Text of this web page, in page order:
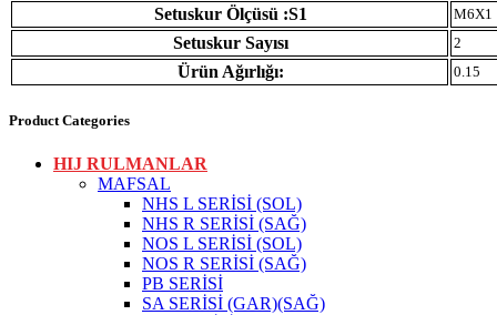
Setuskur Ölçüsü :S1 M6X1
Setuskur Sayısı 2
Ürün Ağırlığı: 0.15
Product Categories
HIJ RULMANLAR
MAFSAL
NHS L SERİSİ (SOL)
NHS R SERİSİ (SAĞ)
NOS L SERİSİ (SOL)
NOS R SERİSİ (SAĞ)
PB SERİSİ
SA SERİSİ (GAR)(SAĞ)